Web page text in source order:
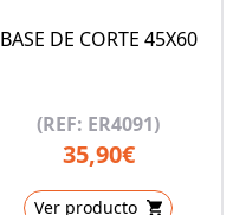
BASE DE CORTE 45X60
(REF: ER4091)
35,90€
Ver producto